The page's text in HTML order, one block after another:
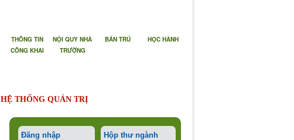
THÔNG TIN
CÔNG KHAI
NỘI QUY NHÀ
TRƯỜNG
BÁN TRÚ HỌC HÀNH
HỆ THỐNG QUẢN TRỊ
Đăng nhập Hộp thư ngành